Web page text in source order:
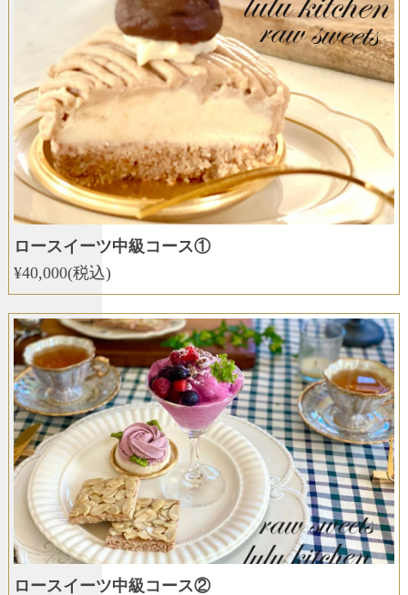
ロースイーツ中級コース①
¥40,000(税込)
ロースイーツ中級コース②